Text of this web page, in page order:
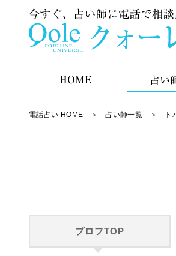
電話占い HOME ＞占い師一覧 ＞ ト
プロフTOP